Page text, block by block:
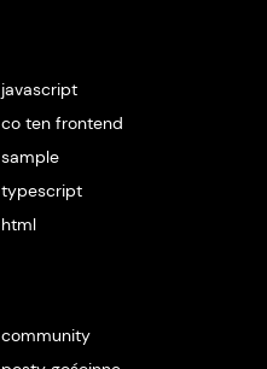
javascript
co ten frontend
sample
typescript
html
community